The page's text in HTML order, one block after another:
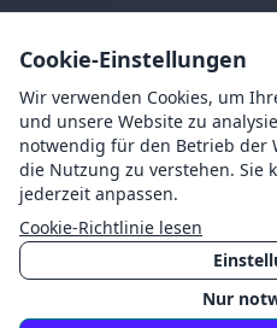
RECHTLICHES
Nutzungsbedingungen
Datenschutz
Impressum
AGB
Cookies
Cookie-Einstellungen
©2026Mahlzait ·
Cookie-Einstellungen
Wir verwenden Cookies, um
und unsere Website zu
notwendig für den Betrieb der
die Nutzung zu verstehen. Sie
jederzeit anpassen.
Cookie-Richtlinie lesen
Nur